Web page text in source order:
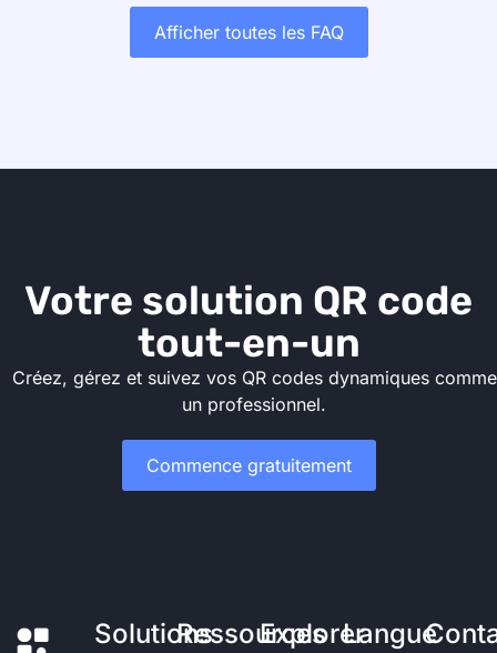
Afficher toutes les FAQ
Votre solution QR code
tout-en-un
Créez, gérez et suivez vos QR codes dynamiques comme
un professionnel.
Commence gratuitement
SolutionsRessources
ExplorerLangue